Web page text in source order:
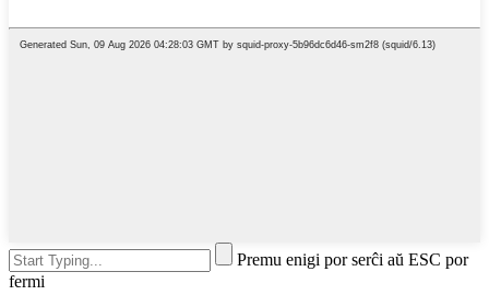
Premu enigi por serĉi aŭ ESC por
fermi